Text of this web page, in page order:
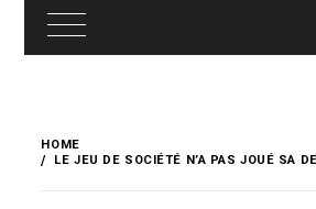
content
HOME
LE JEU DE SOCIÉTÉ N’A PAS JOUÉ SA